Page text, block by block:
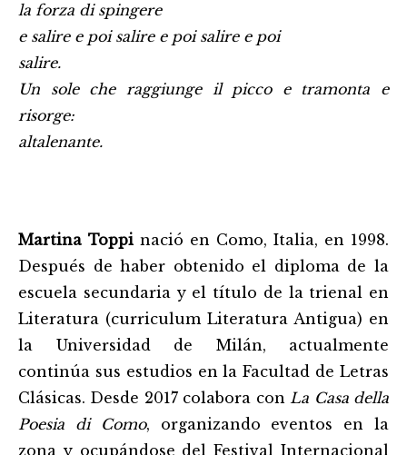
la forza di spingere
e salire e poi salire e poi salire e poi
salire.
Un sole che raggiunge il picco e tramonta e
risorge:
altalenante.
Martina Toppi nació en Como, Italia, en 1998.
Después de haber obtenido el diploma de la
escuela secundaria y el título de la trienal en
Literatura (curriculum Literatura Antigua) en
la Universidad de Milán, actualmente
continúa sus estudios en la Facultad de Letras
Clásicas. Desde 2017 colabora conLa Casa della
Poesia di Como, organizando eventos en la
zona y ocupándose del Festival Internacional